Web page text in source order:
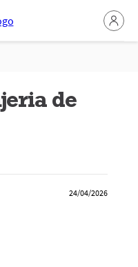
de
24/04/2026